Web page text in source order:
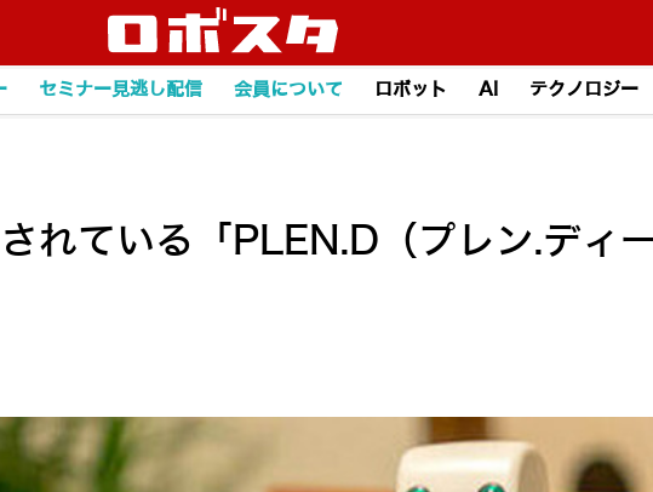
セミナー見逃し配信 会員について ロボット AI テクノロジー
ている「PLEN.D（プレン.ディ